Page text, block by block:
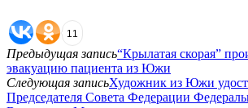
11
Предыдущая запись“Крылатая скорая”
эвакуацию пациента из Южи
Следующая записьХудожник из Южи
Председателя Совета Федерации